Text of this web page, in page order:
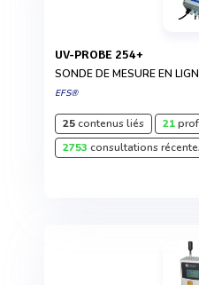
UV-PROBE 254+
SONDE DE MESURE EN
EFS®
25contenus liés 21
2753 consultations